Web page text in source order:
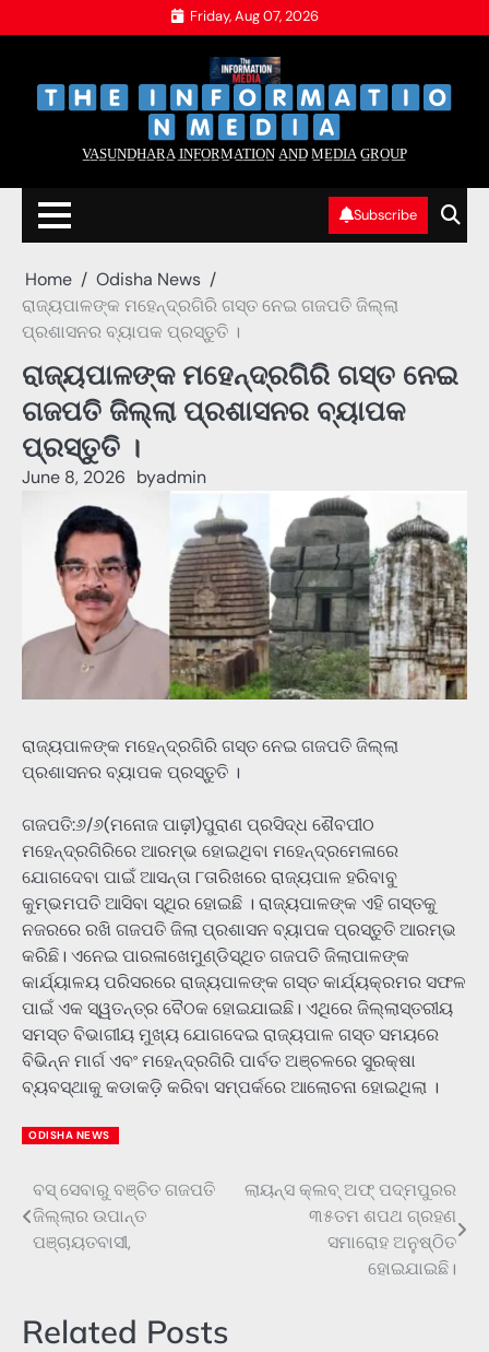
to
Friday, Aug 07, 2026
V̲A̲S̲U̲N̲D̲H̲A̲R̲A̲ I̲N̲F̲O̲R̲M̲A̲T̲I̲O̲N̲ A̲N̲D̲ M̲E̲D̲I̲A̲ G̲R̲O̲U̲P̲
Subscribe
Home
Odisha News
ରାଜ୍ୟପାଳଙ୍କ ମହେନ୍ଦ୍ରଗିରି ଗସ୍ତ ନେଇ ଗଜପତି ଜିଲ୍ଲା
ପ୍ରଶାସନର ବ୍ୟାପକ ପ୍ରସ୍ତୁତି ।
ରାଜ୍ୟପାଳଙ୍କ ମହେନ୍ଦ୍ରଗିରି ଗସ୍ତ ନେଇ
ଗଜପତି ଜିଲ୍ଲା ପ୍ରଶାସନର ବ୍ୟାପକ
ପ୍ରସ୍ତୁତି ।
June 8, 2026 byadmin
ରାଜ୍ୟପାଳଙ୍କ ମହେନ୍ଦ୍ରଗିରି ଗସ୍ତ ନେଇ ଗଜପତି ଜିଲ୍ଲା
ପ୍ରଶାସନର ବ୍ୟାପକ ପ୍ରସ୍ତୁତି ।
ଗଜପତି:୬/୬(ମନୋଜ ପାଢ଼ୀ)ପୁରାଣ ପ୍ରସିଦ୍ଧ ଶୈବପୀଠ
ମହେନ୍ଦ୍ରଗିରିରେ ଆରମ୍ଭ ହୋଇଥିବା ମହେନ୍ଦ୍ରମେଳାରେ
ଯୋଗଦେବା ପାଇଁ ଆସନ୍ତା ୮ତାରିଖରେ ରାଜ୍ୟପାଳ ହରିବାବୁ
କୁମ୍ଭମପତି ଆସିବା ସ୍ଥିର ହୋଇଛି । ରାଜ୍ୟପାଳଙ୍କ ଏହି ଗସ୍ତକୁ
ନଜରରେ ରଖି ଗଜପତି ଜିଲା ପ୍ରଶାସନ ବ୍ୟାପକ ପ୍ରସ୍ତୁତି ଆରମ୍ଭ
କରିଛି। ଏନେଇ ପାରଳାଖେମୁଣ୍ଡିସ୍ଥିତ ଗଜପତି ଜିଲାପାଳଙ୍କ
କାର୍ଯ୍ୟାଳୟ ପରିସରରେ ରାଜ୍ୟପାଳଙ୍କ ଗସ୍ତ କାର୍ଯ୍ୟକ୍ରମର ସଫଳ
ପାଇଁ ଏକ ସ୍ୱତନ୍ତ୍ର ବୈଠକ ହୋଇଯାଇଛି। ଏଥିରେ ଜିଲ୍ଲାସ୍ତରୀୟ
ସମସ୍ତ ବିଭାଗୀୟ ମୁଖ୍ୟ ଯୋଗଦେଇ ରାଜ୍ୟପାଳ ଗସ୍ତ ସମୟରେ
ବିଭିନ୍ନ ମାର୍ଗ ଏବଂ ମହେନ୍ଦ୍ରଗିରି ପାର୍ବତ ଅଞ୍ଚଳରେ ସୁରକ୍ଷା
ବ୍ୟବସ୍ଥାକୁ କଡାକଡ଼ି କରିବା ସମ୍ପର୍କରେ ଆଲୋଚନା ହୋଇଥିଲା ।
ODISHA NEWS
Post
navigation
ବସ୍ ସେବାରୁ ବଞ୍ଚିତ ଗଜପତି
ଜିଲ୍ଲାର ଉପାନ୍ତ
ପଞ୍ଚାୟତବାସୀ,
ଲାୟନ୍ସ କ୍ଲବ୍ ଅଫ୍ ପଦ୍ମପୁରର
୩୫ତମ ଶପଥ ଗ୍ରହଣ
ସମାରୋହ ଅନୁଷ୍ଠିତ
ହୋଇଯାଇଛି।
Related Posts